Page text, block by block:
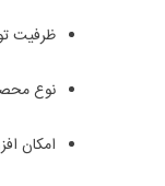
ظرفیت
نوع
امکان